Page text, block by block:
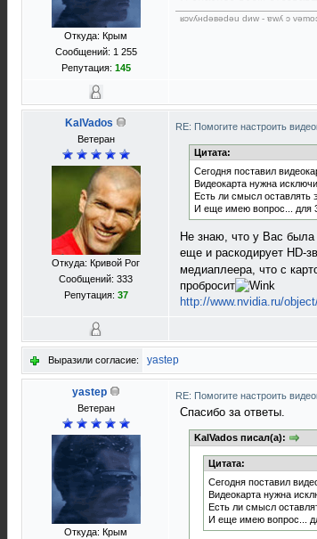
Откуда: Крым
Сообщений: 1 255
Репутация: 145
ʁɔvʎнdǝвǝdǝu dиw - ɐwʎ ɔ
KalVados
Ветеран
Откуда: Кривой Рог
Сообщений: 333
Репутация: 37
RE: Помогите настроить
Цитата:
Сегодня поставил
Видеокарта нужна
Есть ли смысл оставлять
И еще имею вопрос... для
Не знаю, что у Вас была
еще и раскодирует HD-
медиаплеера, что с
пробросит
http://www.nvidia.ru/
Выразили согласие: yastep
yastep
Ветеран
Откуда: Крым
RE: Помогите настроить
Спасибо за ответы.
KalVados писал(а):
Цитата:
Сегодня поставил
Видеокарта нужна
Есть ли смысл
И еще имею вопрос...